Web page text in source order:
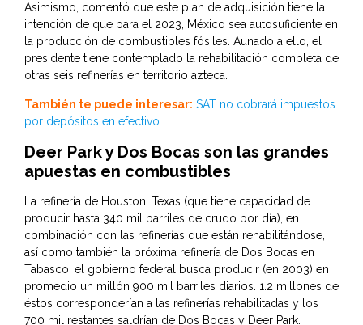
Asimismo, comentó que este plan de adquisición tiene la
intención de que para el 2023, México sea autosuficiente en
la producción de combustibles fósiles. Aunado a ello, el
presidente tiene contemplado la rehabilitación completa de
otras seis refinerías en territorio azteca.
También te puede interesar: SAT no cobrará impuestos
por depósitos en efectivo
Deer Park y Dos Bocas son las grandes
apuestas en combustibles
La refinería de Houston, Texas (que tiene capacidad de
producir hasta 340 mil barriles de crudo por día), en
combinación con las refinerías que están rehabilitándose,
así como también la próxima refinería de Dos Bocas en
Tabasco, el gobierno federal busca producir (en 2003) en
promedio un millón 900 mil barriles diarios. 1.2 millones de
éstos corresponderían a las refinerías rehabilitadas y los
700 mil restantes saldrían de Dos Bocas y Deer Park.